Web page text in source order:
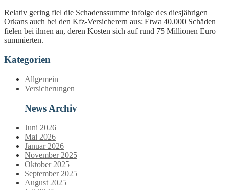
Relativ gering fiel die Schadenssumme infolge des diesjährigen
Orkans auch bei den Kfz-Versicherern aus: Etwa 40.000 Schäden
fielen bei ihnen an, deren Kosten sich auf rund 75 Millionen Euro
summierten.
Kategorien
Allgemein
Versicherungen
News Archiv
Juni 2026
Mai 2026
Januar 2026
November 2025
Oktober 2025
September 2025
August 2025